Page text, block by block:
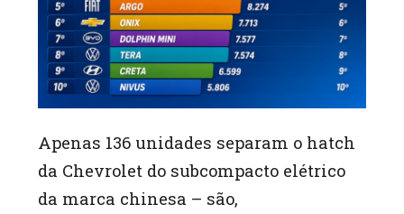
Apenas 136 unidades separam o hatch
da Chevrolet do subcompacto elétrico
da marca chinesa – são,